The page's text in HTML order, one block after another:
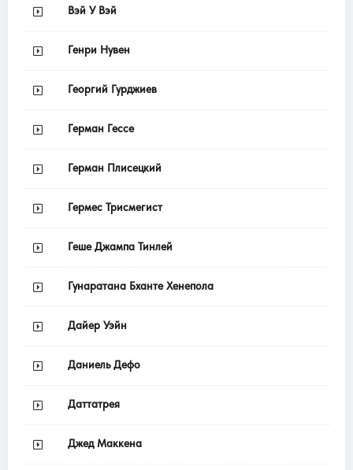
Вэй У Вэй
Генри Нувен
Георгий Гурджиев
Герман Гессе
Герман Плисецкий
Гермес Трисмегист
Геше Джампа Тинлей
Гунаратана Бханте Хенепола
Дайер Уэйн
Даниель Дефо
Даттатрея
Джед Маккена